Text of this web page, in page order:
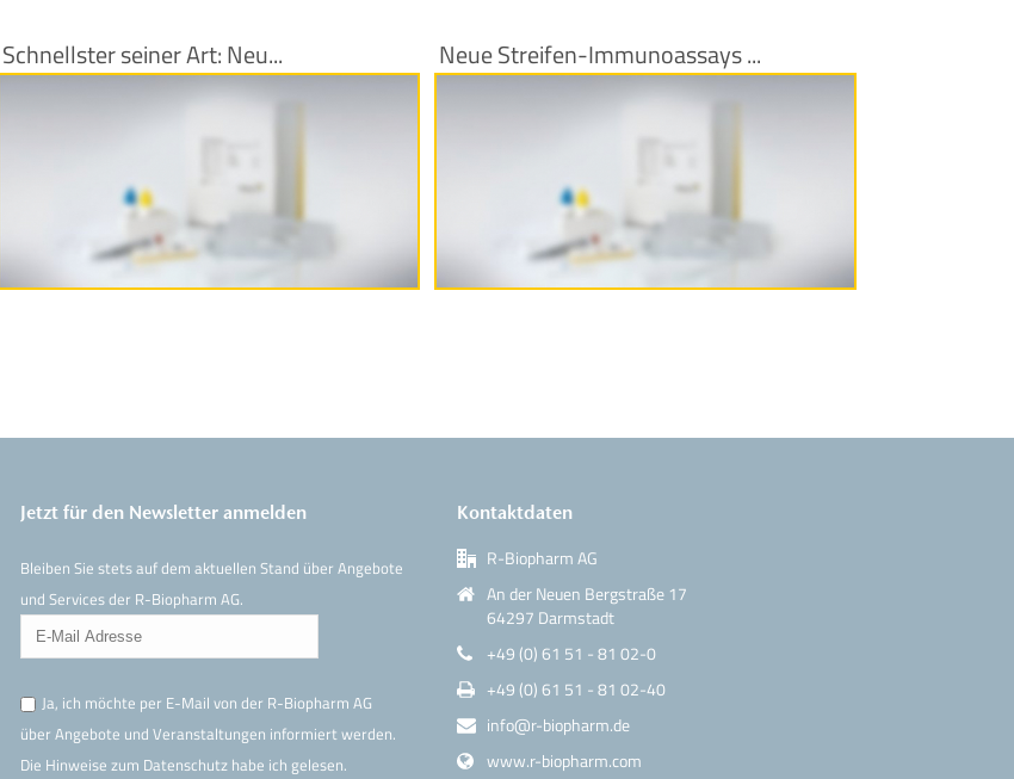
Schnellster seiner Art: Neu...
Produktinformationen
Neue Streifen-Immunoassays ...
Produktinformationen
Jetzt für den Newsletter anmelden
Bleiben Sie stets auf dem aktuellen Stand über Angebote
und Services der R-Biopharm AG.
Ja, ich möchte per E-Mail von der R-Biopharm AG
über Angebote und Veranstaltungen informiert werden.
Die Hinweise zum Datenschutzhabe ich gelesen.
Kontaktdaten
R-Biopharm AG
An der Neuen Bergstraße 17
64297 Darmstadt
+49 (0) 61 51 - 81 02-0
+49 (0) 61 51 - 81 02-40
info@r-biopharm.de
www.r-biopharm.com